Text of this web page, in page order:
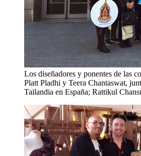
Los diseñadores y ponentes de las
Platt Pladhi y Teera Chantaswat,
Tailandia en España; Rattikul